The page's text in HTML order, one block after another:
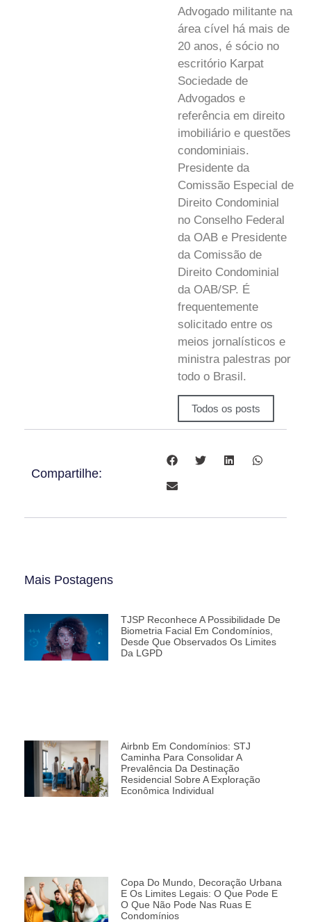
Advogado militante na
área cível há mais de
20 anos, é sócio no
escritório Karpat
Sociedade de
Advogados e
referência em direito
imobiliário e questões
condominiais.
Presidente da
Comissão Especial de
Direito Condominial
no Conselho Federal
da OAB e Presidente
da Comissão de
Direito Condominial
da OAB/SP. É
frequentemente
solicitado entre os
meios jornalísticos e
ministra palestras por
todo o Brasil.
Todos os posts
Compartilhe:
Mais Postagens
TJSP Reconhece A Possibilidade De
Biometria Facial Em Condomínios,
Desde Que Observados Os Limites
Da LGPD
Airbnb Em Condomínios: STJ
Caminha Para Consolidar A
Prevalência Da Destinação
Residencial Sobre A Exploração
Econômica Individual
Copa Do Mundo, Decoração Urbana
E Os Limites Legais: O Que Pode E
O Que Não Pode Nas Ruas E
Condomínios